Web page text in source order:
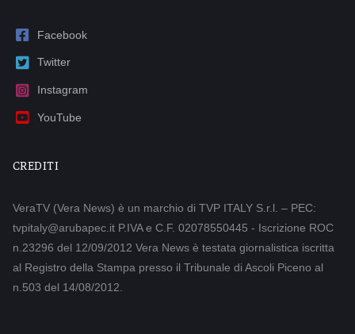
Facebook
Twitter
Instagram
YouTube
CREDITI
VeraTV (Vera News) è un marchio di TVP ITALY S.r.l. – PEC:
tvpitaly@arubapec.it P.IVA e C.F. 02078550445 - Iscrizione ROC
n.23296 del 12/09/2012 Vera News è testata giornalistica iscritta
al Registro della Stampa presso il Tribunale di Ascoli Piceno al
n.503 del 14/08/2012.